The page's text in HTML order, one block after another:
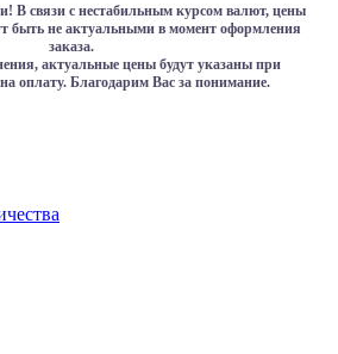
В связи с нестабильным курсом валют, цены
быть не актуальными в момент оформления
заказа.
актуальные цены будут указаны при
оплату. Благодарим Вас за понимание.